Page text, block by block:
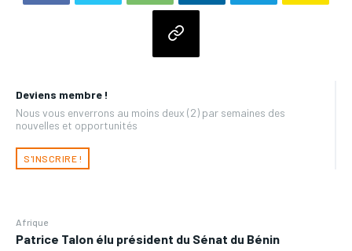
Deviens membre !
Nous vous enverrons au moins deux (2) par semaines des
nouvelles et opportunités
S'INSCRIRE !
Afrique
Patrice Talon élu président du Sénat du Bénin